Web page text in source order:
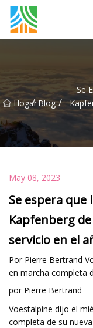
Hogar
/ Blog /
Se
May 08, 2023
Se espera que
Kapfenberg
servicio en el
Por Pierre Bertrand
en marcha completa
por Pierre Bertrand
Voestalpine dijo el
completa de su